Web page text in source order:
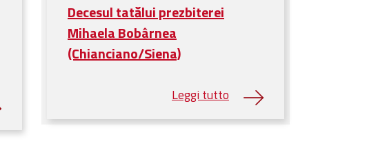
Decesul tatălui prezbiterei
Mihaela Bobârnea
(Chianciano/Siena)